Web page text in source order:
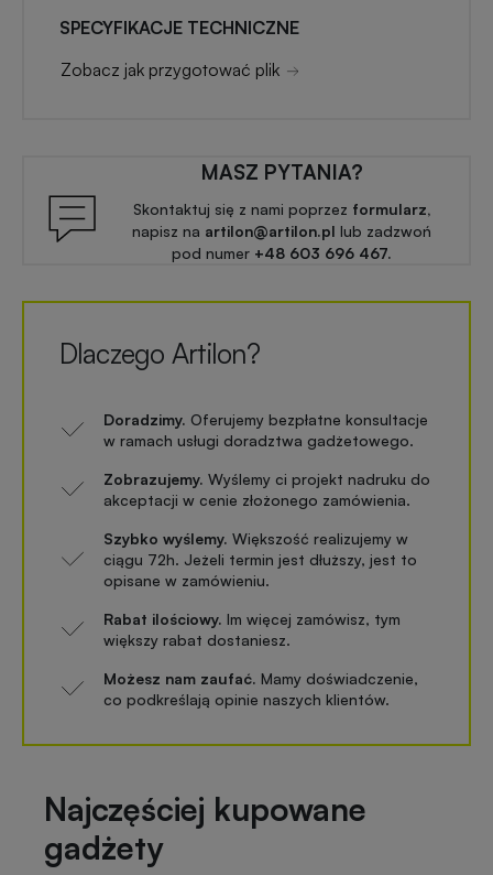
SPECYFIKACJE TECHNICZNE
Zobacz jak przygotować plik
MASZ PYTANIA?
Skontaktuj się z nami poprzez formularz,
napisz na artilon@artilon.pl lub zadzwoń
pod numer +48 603 696 467.
Dlaczego Artilon?
Doradzimy. Oferujemy bezpłatne konsultacje
w ramach usługi doradztwa gadżetowego.
Zobrazujemy. Wyślemy ci projekt nadruku do
akceptacji w cenie złożonego zamówienia.
Szybko wyślemy. Większość realizujemy w
ciągu 72h. Jeżeli termin jest dłuższy, jest to
opisane w zamówieniu.
Rabat ilościowy. Im więcej zamówisz, tym
większy rabat dostaniesz.
Możesz nam zaufać. Mamy doświadczenie,
co podkreślają opinie naszych klientów.
Najczęściej kupowane
gadżety